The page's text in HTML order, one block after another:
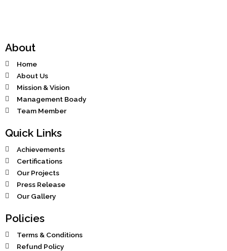
About
Home
About Us
Mission & Vision
Management Boady
Team Member
Quick Links
Achievements
Certifications
Our Projects
Press Release
Our Gallery
Policies
Terms & Conditions
Refund Policy